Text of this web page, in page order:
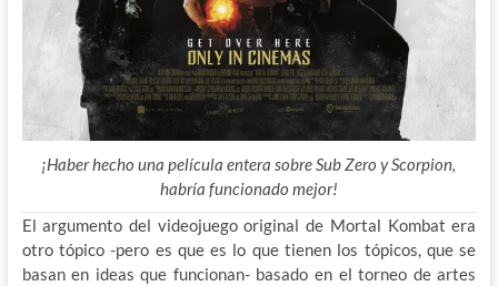
¡Haber hecho una película entera sobre Sub Zero y Scorpion,
habría funcionado mejor!
El argumento del videojuego original de Mortal Kombat era
otro tópico -pero es que es lo que tienen los tópicos, que se
basan en ideas que funcionan- basado en el torneo de artes